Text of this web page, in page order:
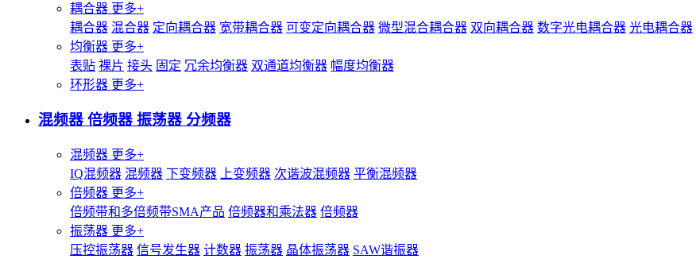
耦合器 更多+
耦合器 混合器 定向耦合器 宽带耦合器 可变定向耦合器 微型混合耦合器 双向耦合器 数字光电耦合器 光电耦合器
均衡器 更多+
表贴 裸片 接头 固定 冗余均衡器 双通道均衡器 幅度均衡器
环形器 更多+
混频器 倍频器 振荡器 分频器
混频器 更多+
IQ混频器 混频器 下变频器 上变频器 次谐波混频器 平衡混频器
倍频器 更多+
倍频带和多倍频带SMA产品 倍频器和乘法器 倍频器
振荡器 更多+
压控振荡器 信号发生器 计数器 振荡器 晶体振荡器 SAW谐振器